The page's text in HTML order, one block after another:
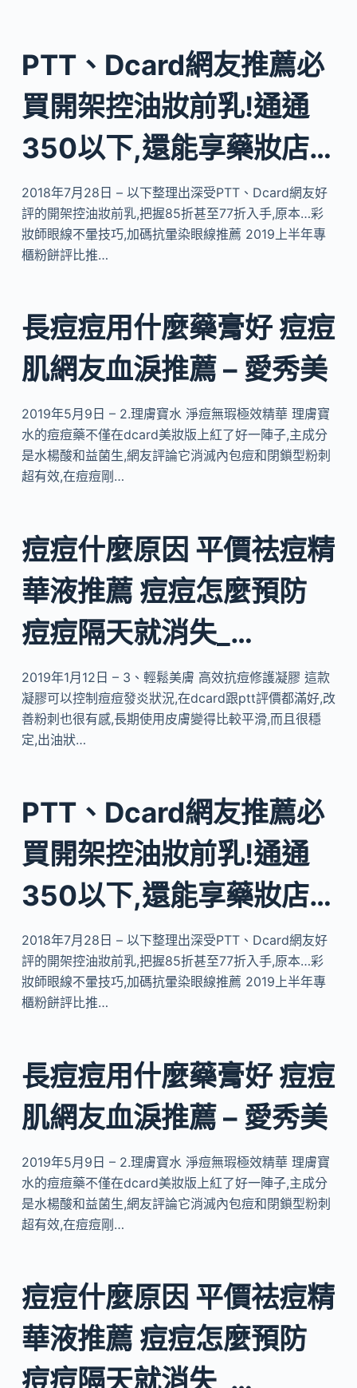
PTT、Dcard網友推薦必
買開架控油妝前乳!通通
350以下,還能享藥妝店…
2018年7月28日 – 以下整理出深受PTT、Dcard網友好
評的開架控油妝前乳,把握85折甚至77折入手,原本…彩
妝師眼線不暈技巧,加碼抗暈染眼線推薦 2019上半年專
櫃粉餅評比推…
長痘痘用什麼藥膏好 痘痘
肌網友血淚推薦 – 愛秀美
2019年5月9日 – 2.理膚寶水 淨痘無瑕極效精華 理膚寶
水的痘痘藥不僅在dcard美妝版上紅了好一陣子,主成分
是水楊酸和益菌生,網友評論它消滅內包痘和閉鎖型粉刺
超有效,在痘痘剛…
痘痘什麼原因 平價祛痘精
華液推薦 痘痘怎麼預防
痘痘隔天就消失_…
2019年1月12日 – 3、輕鬆美膚 高效抗痘修護凝膠 這款
凝膠可以控制痘痘發炎狀況,在dcard跟ptt評價都滿好,改
善粉刺也很有感,長期使用皮膚變得比較平滑,而且很穩
定,出油狀…
PTT、Dcard網友推薦必
買開架控油妝前乳!通通
350以下,還能享藥妝店…
2018年7月28日 – 以下整理出深受PTT、Dcard網友好
評的開架控油妝前乳,把握85折甚至77折入手,原本…彩
妝師眼線不暈技巧,加碼抗暈染眼線推薦 2019上半年專
櫃粉餅評比推…
長痘痘用什麼藥膏好 痘痘
肌網友血淚推薦 – 愛秀美
2019年5月9日 – 2.理膚寶水 淨痘無瑕極效精華 理膚寶
水的痘痘藥不僅在dcard美妝版上紅了好一陣子,主成分
是水楊酸和益菌生,網友評論它消滅內包痘和閉鎖型粉刺
超有效,在痘痘剛…
痘痘什麼原因 平價祛痘精
華液推薦 痘痘怎麼預防
痘痘隔天就消失_…